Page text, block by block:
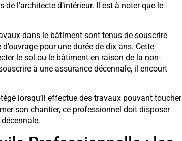
l’architecte d’intérieur. Il est à noter que le
dans le bâtiment sont tenus de souscrire
pour une durée de dix ans. Cette
le sol ou le bâtiment en raison de la non-
à une assurance décennale, il encourt
lorsqu’il effectue des travaux pouvant toucher
son chantier, ce professionnel doit disposer